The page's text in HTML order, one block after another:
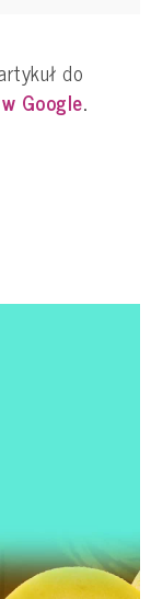
do
Google.